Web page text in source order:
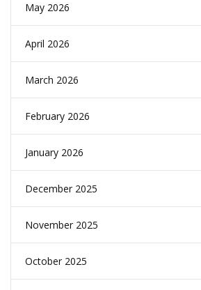
May 2026
April 2026
March 2026
February 2026
January 2026
December 2025
November 2025
October 2025